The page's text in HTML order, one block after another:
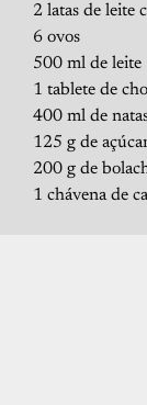
2 latas de leite
6 ovos
500 ml de leite
1 tablete de
400 ml de
125 g de
200 g de
1 chávena de